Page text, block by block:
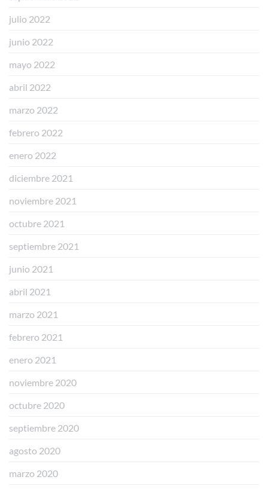
julio 2022
junio 2022
mayo 2022
abril 2022
marzo 2022
febrero 2022
enero 2022
diciembre 2021
noviembre 2021
octubre 2021
septiembre 2021
junio 2021
abril 2021
marzo 2021
febrero 2021
enero 2021
noviembre 2020
octubre 2020
septiembre 2020
agosto 2020
marzo 2020